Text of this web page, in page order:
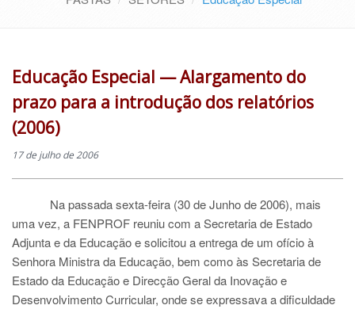
Educação Especial — Alargamento do
prazo para a introdução dos relatórios
(2006)
17 de julho de 2006
Na passada sexta-feira (30 de Junho de 2006), mais
uma vez, a FENPROF reuniu com a Secretaria de Estado
Adjunta e da Educação e solicitou a entrega de um ofício à
Senhora Ministra da Educação, bem como às Secretaria de
Estado da Educação e Direcção Geral da Inovação e
Desenvolvimento Curricular, onde se expressava a dificuldade